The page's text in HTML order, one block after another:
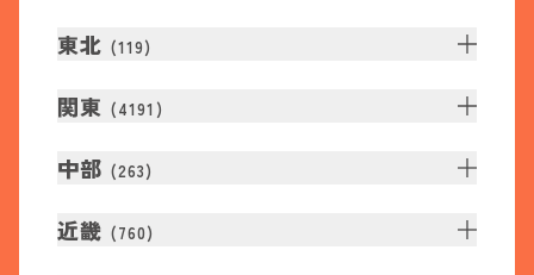
東北 (119)
関東 (4191 )
中部 (263)
近畿 (760)